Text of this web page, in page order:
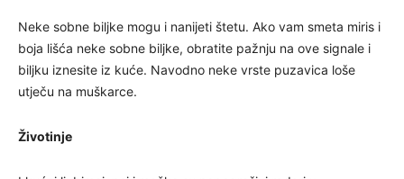
Neke sobne biljke mogu i nanijeti štetu. Ako vam smeta miris i
boja lišća neke sobne biljke, obratite pažnju na ove signale i
biljku iznesite iz kuće. Navodno neke vrste puzavica loše
utječu na muškarce.
Životinje